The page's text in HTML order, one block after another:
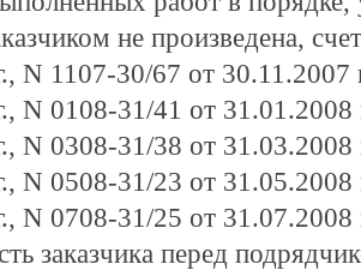
не произведена,
N 1107-30/67 от 30.11.2007
N 0108-31/41 от 31.01.2008
N 0308-31/38 от 31.03.2008
N 0508-31/23 от 31.05.2008
N 0708-31/25 от 31.07.2008
заказчика перед